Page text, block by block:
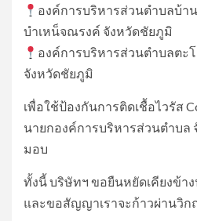
องค์​การบริหารส่วนตำบลบ้า
บำเหน็จณรงค์​ จังหวัดชัยภูมิ
องค์การบริหารส่วนตำบลตะ
จังหวัดชัยภูมิ
เพื่อใช้ป้องกันการติดเชื้อไวรัส
นายกองค์การบริหารส่วนตำบล
มอบ
ทั้งนี้ บริษัทฯ ขอยืนหยัดเคียงข้า
และขอสัญญาเราจะก้าวผ่านวิก